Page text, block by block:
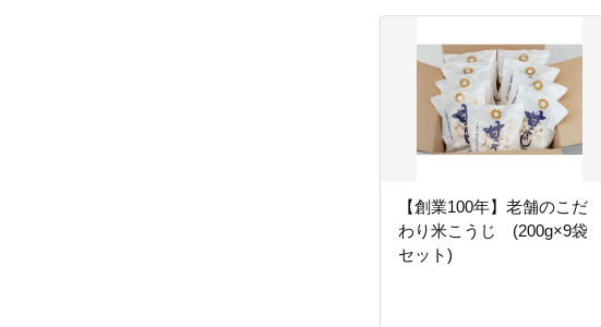
【創業100年】老舗のこだ
わり米こうじ (200g×9袋
セット)